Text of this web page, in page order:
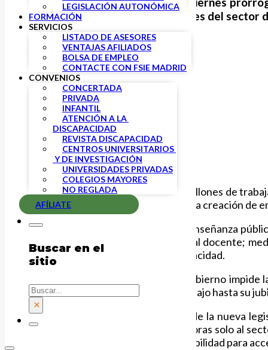
LEGISLACIÓN AUTONÓMICA
FORMACIÓN
SERVICIOS
LISTADO DE ASESORES
VENTAJAS AFILIADOS
BOLSA DE EMPLEO
CONTACTE CON FSIE MADRID
CONVENIOS
CONCERTADA
PRIVADA
INFANTIL
ATENCIÓN A LA
DISCAPACIDAD
REVISTA DISCAPACIDAD
CENTROS UNIVERSITARIOS
Y DE INVESTIGACIÓN
UNIVERSIDADES PRIVADAS
COLEGIOS MAYORES
NO REGLADA
AFÍLIATE
Buscar en el
sitio
Buscar
×
2023 pero solo a los trabajadores del sector
Parece ser que para el Ejecutivo millones de
del rejuvenecimiento de plantilla y la creación de
FSIE denuncia además que en la enseñanza
facilitando la jubilación del personal docente;
atención a las personas con discapacidad.
De hecho, en nuestro sector el Gobierno
permanecer en sus puestos de trabajo hasta su
Ahora y ante la entrada en vigor de la nueva
Gobierno decide aplicar estas mejoras solo al
los que de facto se les cierra la posibilidad para